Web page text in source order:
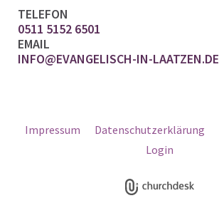
TELEFON
0511 5152 6501
EMAIL
INFO@EVANGELISCH-IN-LAATZEN.DE
Impressum Datenschutzerklärung
Login